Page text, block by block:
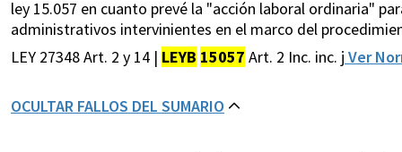
ley 15.057 en cuanto prevé la "acción laboral ordinaria"
administrativos intervinientes en el marco del
LEY 27348 Art. 2 y 14 | LEYB 15057 Art. 2 Inc. inc. j Ver
OCULTAR FALLOS DEL SUMARIO